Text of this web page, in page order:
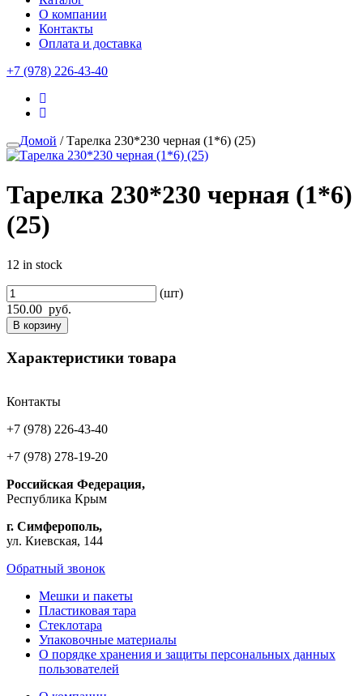
О компании
Контакты
Оплата и доставка
+7 (978) 226-43-40
Домой / Тарелка 230*230 черная (1*6) (25)
Тарелка 230*230 черная (1*6)
(25)
12 in stock
(шт)
150.00 руб.
В корзину
Характеристики товара
Контакты
+7 (978) 226-43-40
+7 (978) 278-19-20
Российская Федерация,
Республика Крым
г. Симферополь,
ул. Киевская, 144
Обратный звонок
Мешки и пакеты
Пластиковая тара
Стеклотара
Упаковочные материалы
О порядке хранения и защиты персональных данных
пользователей